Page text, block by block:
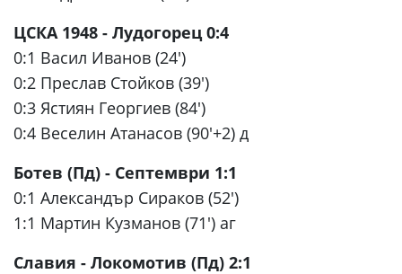
ЦСКА 1948 - Лудогорец 0:4
0:1 Васил Иванов (24')
0:2 Преслав Стойков (39')
0:3 Ястиян Георгиев (84')
0:4 Веселин Атанасов (90'+2) д
Ботев (Пд) - Септември 1:1
0:1 Александър Сираков (52')
1:1 Мартин Кузманов (71') аг
Славия - Локомотив (Пд) 2:1